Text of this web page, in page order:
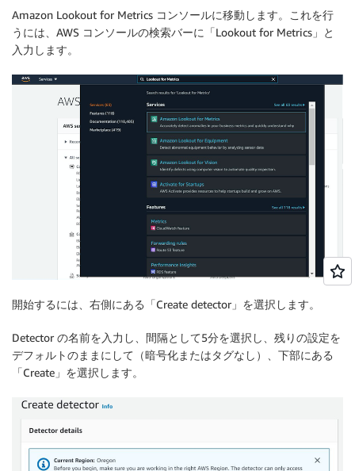
Amazon Lookout for Metrics コンソールに移動します。これを行
うには、AWS コンソールの検索バーに「Lookout for Metrics」と
入力します。
開始するには、右側にある「Create detector」を選択します。
Detector の名前を入力し、間隔として5分を選択し、残りの設定を
デフォルトのままにして（暗号化またはタグなし）、下部にある
「Create」を選択します。